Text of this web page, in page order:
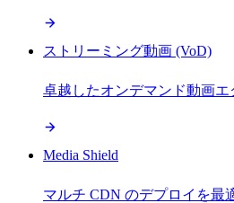
ストリーミング動画 (VoD)
卓越したオンデマンド動画エ
Media Shield
マルチ CDN のデプロイを最